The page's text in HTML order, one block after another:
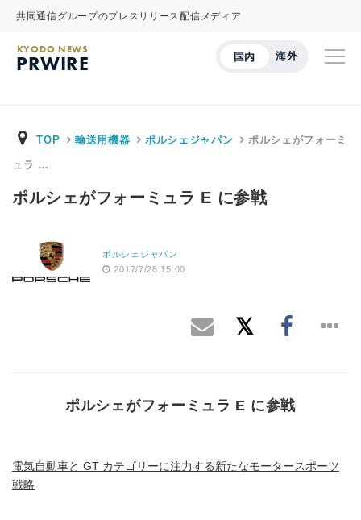
共同通信グループのプレスリリース配信メディア
国内 海外
KYODO NEWS
PRWIRE
TOP 輸送用機器 ポルシェジャパン ポルシェがフォーミ
ュラ …
ポルシェがフォーミュラ E に参戦
ポルシェジャパン
2017/7/28 15:00
ポルシェがフォーミュラ E に参戦
電気自動車と GT カテゴリーに注力する新たなモータースポーツ
戦略